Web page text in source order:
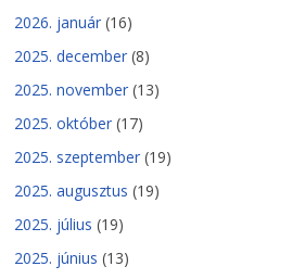
2026. január (16)
2025. december (8)
2025. november (13)
2025. október (17)
2025. szeptember (19)
2025. augusztus (19)
2025. július (19)
2025. június (13)